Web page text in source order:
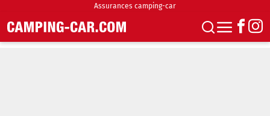
Assurances camping-car